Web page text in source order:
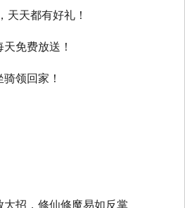
天天都有好礼！
免费放送！
领回家！
招，修仙修魔易如反掌